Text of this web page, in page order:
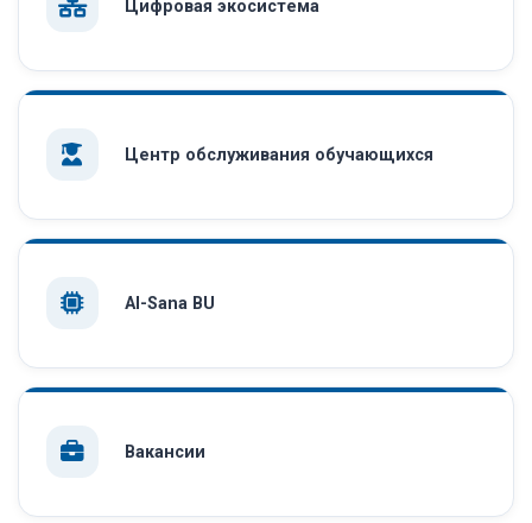
Цифровая экосистема
Центр обслуживания обучающихся
AI-Sana BU
Вакансии